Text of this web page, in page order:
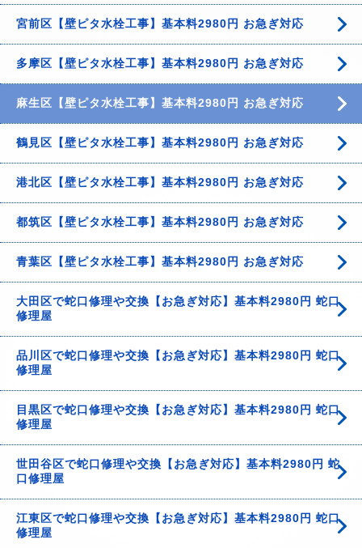
宮前区【壁ピタ水栓工事】基本料2980円 お急ぎ対応
多摩区【壁ピタ水栓工事】基本料2980円 お急ぎ対応
麻生区【壁ピタ水栓工事】基本料2980円 お急ぎ対応
鶴見区【壁ピタ水栓工事】基本料2980円 お急ぎ対応
港北区【壁ピタ水栓工事】基本料2980円 お急ぎ対応
都筑区【壁ピタ水栓工事】基本料2980円 お急ぎ対応
青葉区【壁ピタ水栓工事】基本料2980円 お急ぎ対応
大田区で蛇口修理や交換【お急ぎ対応】基本料2980円 蛇口
修理屋
品川区で蛇口修理や交換【お急ぎ対応】基本料2980円 蛇口
修理屋
目黒区で蛇口修理や交換【お急ぎ対応】基本料2980円 蛇口
修理屋
世田谷区で蛇口修理や交換【お急ぎ対応】基本料2980円 蛇
口修理屋
江東区で蛇口修理や交換【お急ぎ対応】基本料2980円 蛇口
修理屋